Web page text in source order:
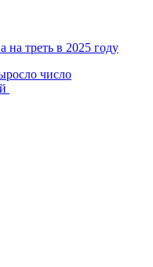
на треть в 2025 году
число